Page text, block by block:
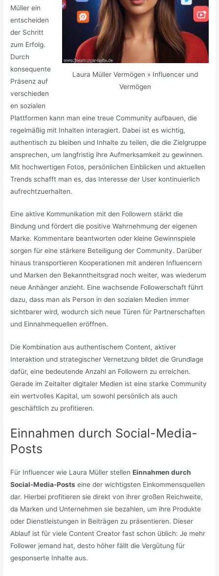
Laura Müller Vermögen » Influencer und
Vermögen
Müller ein
entscheiden
der Schritt
zum Erfolg.
Durch
konsequente
Präsenz auf
verschieden
en sozialen
Plattformen kann man eine treue Community aufbauen, die
regelmäßig mit Inhalten interagiert. Dabei ist es wichtig,
authentisch zu bleiben und Inhalte zu teilen, die die Zielgruppe
ansprechen, um langfristig ihre Aufmerksamkeit zu gewinnen.
Mit hochwertigen Fotos, persönlichen Einblicken und aktuellen
Trends schafft man es, das Interesse der User kontinuierlich
aufrechtzuerhalten.
Eine aktive Kommunikation mit den Followern stärkt die
Bindung und fördert die positive Wahrnehmung der eigenen
Marke. Kommentare beantworten oder kleine Gewinnspiele
sorgen für eine stärkere Beteiligung der Community. Darüber
hinaus transportieren Kooperationen mit anderen Influencern
und Marken den Bekanntheitsgrad noch weiter, was wiederum
neue Anhänger anzieht. Eine wachsende Followerschaft führt
dazu, dass man als Person in den sozialen Medien immer
sichtbarer wird, wodurch sich neue Türen für Partnerschaften
und Einnahmequellen eröffnen.
Die Kombination aus authentischem Content, aktiver
Interaktion und strategischer Vernetzung bildet die Grundlage
dafür, eine bedeutende Anzahl an Followern zu erreichen.
Gerade im Zeitalter digitaler Medien ist eine starke Community
ein wertvolles Kapital, um sowohl persönlich als auch
geschäftlich zu profitieren.
Einnahmen durch Social-Media-
Posts
Für Influencer wie Laura Müller stellenEinnahmen durch
Social-Media-Posts eine der wichtigsten Einkommensquellen
dar. Hierbei profitieren sie direkt von ihrer großen Reichweite,
da Marken und Unternehmen sie bezahlen, um ihre Produkte
oder Dienstleistungen in Beiträgen zu präsentieren. Dieser
Ablauf ist für viele Content Creator fast schon üblich: Je mehr
Follower jemand hat, desto höher fällt die Vergütung für
gesponserte Inhalte aus.